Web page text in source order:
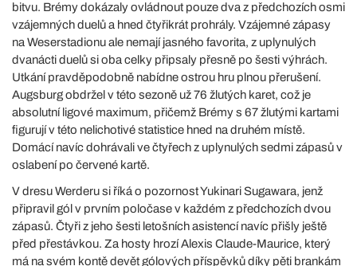
bitvu. Brémy dokázaly ovládnout pouze dva z předchozích osmi
vzájemných duelů a hned čtyřikrát prohrály. Vzájemné zápasy
na Weserstadionu ale nemají jasného favorita, z uplynulých
dvanácti duelů si oba celky připsaly přesně po šesti výhrách.
Utkání pravděpodobně nabídne ostrou hru plnou přerušení.
Augsburg obdržel v této sezoně už 76 žlutých karet, což je
absolutní ligové maximum, přičemž Brémy s 67 žlutými kartami
figurují v této nelichotivé statistice hned na druhém místě.
Domácí navíc dohrávali ve čtyřech z uplynulých sedmi zápasů v
oslabení po červené kartě.
V dresu Werderu si říká o pozornost Yukinari Sugawara, jenž
připravil gól v prvním poločase v každém z předchozích dvou
zápasů. Čtyři z jeho šesti letošních asistencí navíc přišly ještě
před přestávkou. Za hosty hrozí Alexis Claude-Maurice, který
má na svém kontě devět gólových příspěvků díky pěti brankám